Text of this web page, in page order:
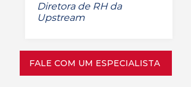
Diretora de RH da
Upstream
FALE COM UM ESPECIALISTA